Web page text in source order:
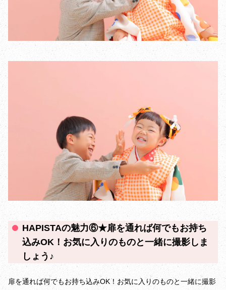
HAPISTAの魅力⑥★扉を通れば何でもお持ち
込みOK！お気に入りのものと一緒に撮影しま
しょう♪
扉を通れば何でもお持ち込みOK！お気に入りのものと一緒に撮影